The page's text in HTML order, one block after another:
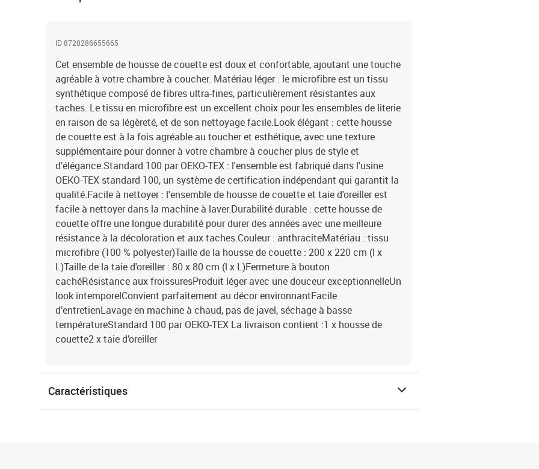
ID 8720286655665
Cet ensemble de housse de couette est doux et confortable, ajoutant une touche
agréable à votre chambre à coucher. Matériau léger : le microfibre est un tissu
synthétique composé de fibres ultra-fines, particulièrement résistantes aux
taches. Le tissu en microfibre est un excellent choix pour les ensembles de literie
en raison de sa légèreté, et de son nettoyage facile.Look élégant : cette housse
de couette est à la fois agréable au toucher et esthétique, avec une texture
supplémentaire pour donner à votre chambre à coucher plus de style et
d’élégance.Standard 100 par OEKO-TEX : l'ensemble est fabriqué dans l'usine
OEKO-TEX standard 100, un système de certification indépendant qui garantit la
qualité.Facile à nettoyer : l'ensemble de housse de couette et taie d'oreiller est
facile à nettoyer dans la machine à laver.Durabilité durable : cette housse de
couette offre une longue durabilité pour durer des années avec une meilleure
résistance à la décoloration et aux taches.Couleur : anthraciteMatériau : tissu
microfibre (100 % polyester)Taille de la housse de couette : 200 x 220 cm (l x
L)Taille de la taie d'oreiller : 80 x 80 cm (l x L)Fermeture à bouton
cachéRésistance aux froissuresProduit léger avec une douceur exceptionnelleUn
look intemporelConvient parfaitement au décor environnantFacile
d’entretienLavage en machine à chaud, pas de javel, séchage à basse
températureStandard 100 par OEKO-TEX La livraison contient :1 x housse de
couette2 x taie d’oreiller
Caractéristiques